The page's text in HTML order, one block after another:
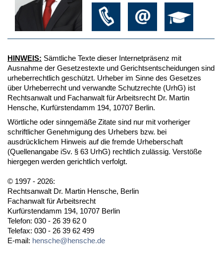
HINWEIS: Sämtliche Texte dieser Internetpräsenz mit
Ausnahme der Gesetzestexte und Gerichtsentscheidungen sind
urheberrechtlich geschützt. Urheber im Sinne des Gesetzes
über Urheberrecht und verwandte Schutzrechte (UrhG) ist
Rechtsanwalt und Fachanwalt für Arbeitsrecht Dr. Martin
Hensche, Kurfürstendamm 194, 10707 Berlin.
Wörtliche oder sinngemäße Zitate sind nur mit vorheriger
schriftlicher Genehmigung des Urhebers bzw. bei
ausdrücklichem Hinweis auf die fremde Urheberschaft
(Quellenangabe iSv. § 63 UrhG) rechtlich zulässig. Verstöße
hiergegen werden gerichtlich verfolgt.
© 1997 - 2026:
Rechtsanwalt Dr. Martin Hensche, Berlin
Fachanwalt für Arbeitsrecht
Kurfürstendamm 194, 10707 Berlin
Telefon: 030 - 26 39 62 0
Telefax: 030 - 26 39 62 499
E-mail: hensche@hensche.de